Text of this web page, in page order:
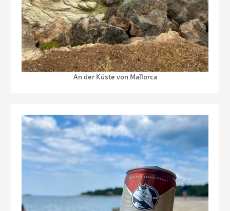
An der Küste von Mallorca